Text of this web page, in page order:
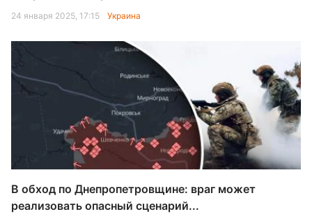
24 января 2025, 17:15 Украина
В обход по Днепропетровщине: враг может
реализовать опасный сценарий...